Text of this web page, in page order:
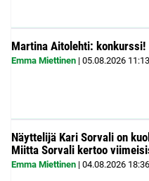
Martina Aitolehti: konkurssi!
Emma Miettinen | 05.08.2026 11:13
Näyttelijä Kari Sorvali on
Miitta Sorvali kertoo
Emma Miettinen | 04.08.2026 18:36